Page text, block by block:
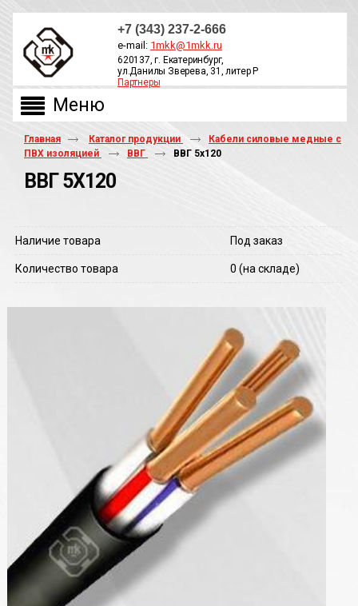
+7 (343) 237-2-666
e-mail: 1mkk@1mkk.ru
620137, г. Екатеринбург,
ул.Данилы Зверева, 31, литер Р
Партнеры
Главная Каталог продукции
Кабели силовые медные с
ПВХ изоляцией
ВВГ ВВГ 5х120
ВВГ 5Х120
Наличие товара Под заказ
Количество товара 0(на складе)